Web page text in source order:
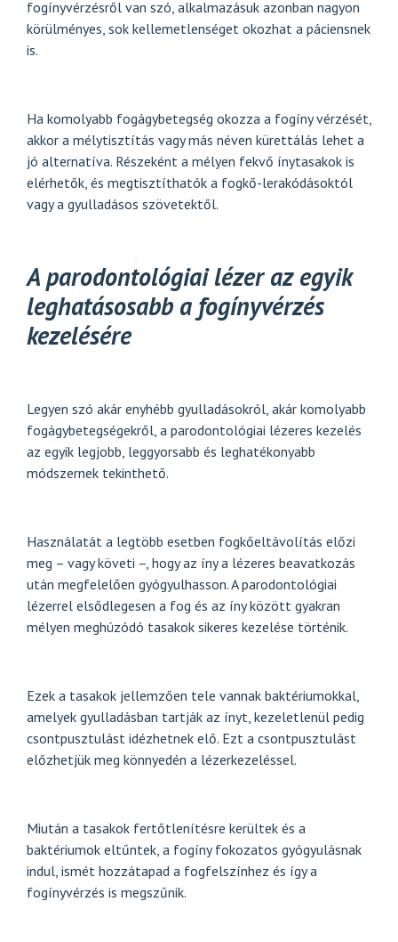
fogínyvérzésről van szó, alkalmazásuk azonban nagyon
körülményes, sok kellemetlenséget okozhat a páciensnek
is.
Ha komolyabb fogágybetegség okozza a fogíny vérzését,
akkor a mélytisztítás vagy más néven kürettálás lehet a
jó alternatíva. Részeként a mélyen fekvő ínytasakok is
elérhetők, és megtisztíthatók a fogkő-lerakódásoktól
vagy a gyulladásos szövetektől.
A parodontológiai lézer az egyik
leghatásosabb a fogínyvérzés
kezelésére
Legyen szó akár enyhébb gyulladásokról, akár komolyabb
fogágybetegségekről, a parodontológiai lézeres kezelés
az egyik legjobb, leggyorsabb és leghatékonyabb
módszernek tekinthető.
Használatát a legtöbb esetben fogkőeltávolítás előzi
meg – vagy követi –, hogy az íny a lézeres beavatkozás
után megfelelően gyógyulhasson. A parodontológiai
lézerrel elsődlegesen a fog és az íny között gyakran
mélyen meghúzódó tasakok sikeres kezelése történik.
Ezek a tasakok jellemzően tele vannak baktériumokkal,
amelyek gyulladásban tartják az ínyt, kezeletlenül pedig
csontpusztulást idézhetnek elő. Ezt a csontpusztulást
előzhetjük meg könnyedén a lézerkezeléssel.
Miután a tasakok fertőtlenítésre kerültek és a
baktériumok eltűntek, a fogíny fokozatos gyógyulásnak
indul, ismét hozzátapad a fogfelszínhez és így a
fogínyvérzés is megszűnik.